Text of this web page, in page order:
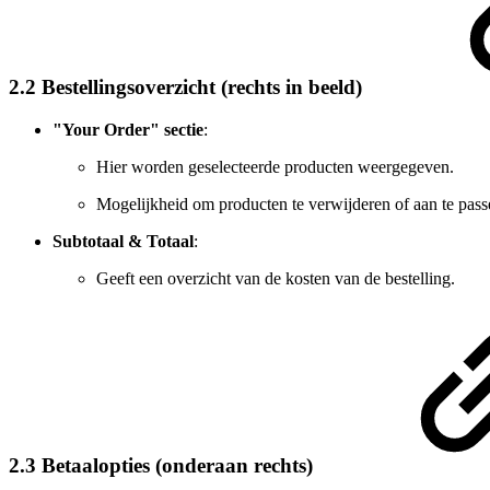
2.2 Bestellingsoverzicht (rechts in beeld)
"Your Order" sectie:
Hier worden geselecteerde producten weergegeven.
Mogelijkheid om producten te verwijderen of aan te
Subtotaal & Totaal:
Geeft een overzicht van de kosten van de bestelling.
2.3 Betaalopties (onderaan rechts)